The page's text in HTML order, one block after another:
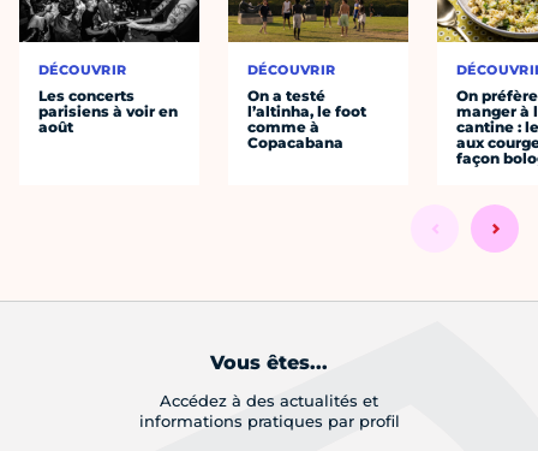
DÉCOUVRIR
Les concerts
parisiens à voir en
août
DÉCOUVRIR
On a testé
l’altinha, le foot
comme à
Copacabana
On préfère
manger à
cantine :
aux
façon
Vous êtes...
Accédez à des actualités et
informations pratiques par profil